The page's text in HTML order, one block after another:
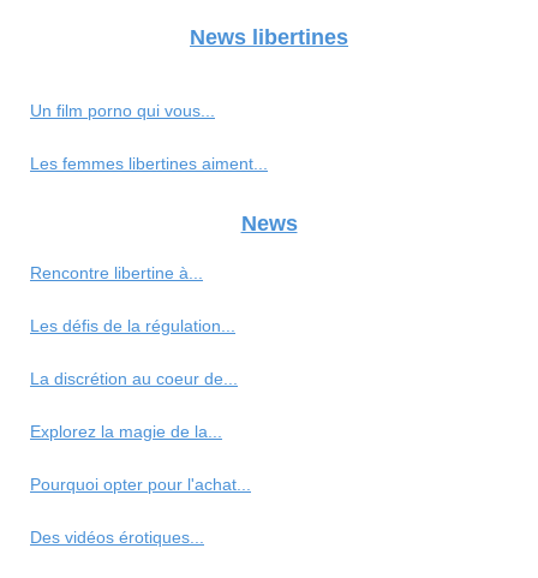
News libertines
Un film porno qui vous...
Les femmes libertines aiment...
News
Rencontre libertine à...
Les défis de la régulation...
La discrétion au coeur de...
Explorez la magie de la...
Pourquoi opter pour l'achat...
Des vidéos érotiques...